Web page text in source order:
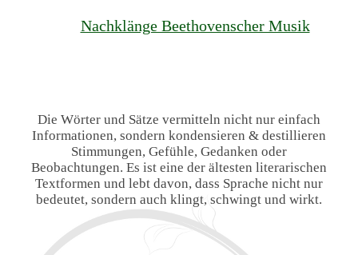
Nachklänge Beethovenscher Musik
Die Wörter und Sätze vermitteln nicht nur einfach
Informationen, sondern kondensieren & destillieren
Stimmungen, Gefühle, Gedanken oder
Beobachtungen. Es ist eine der ältesten literarischen
Textformen und lebt davon, dass Sprache nicht nur
bedeutet, sondern auch klingt, schwingt und wirkt.